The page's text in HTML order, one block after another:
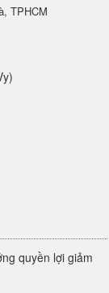
TPHCM
quyền lợi giảm